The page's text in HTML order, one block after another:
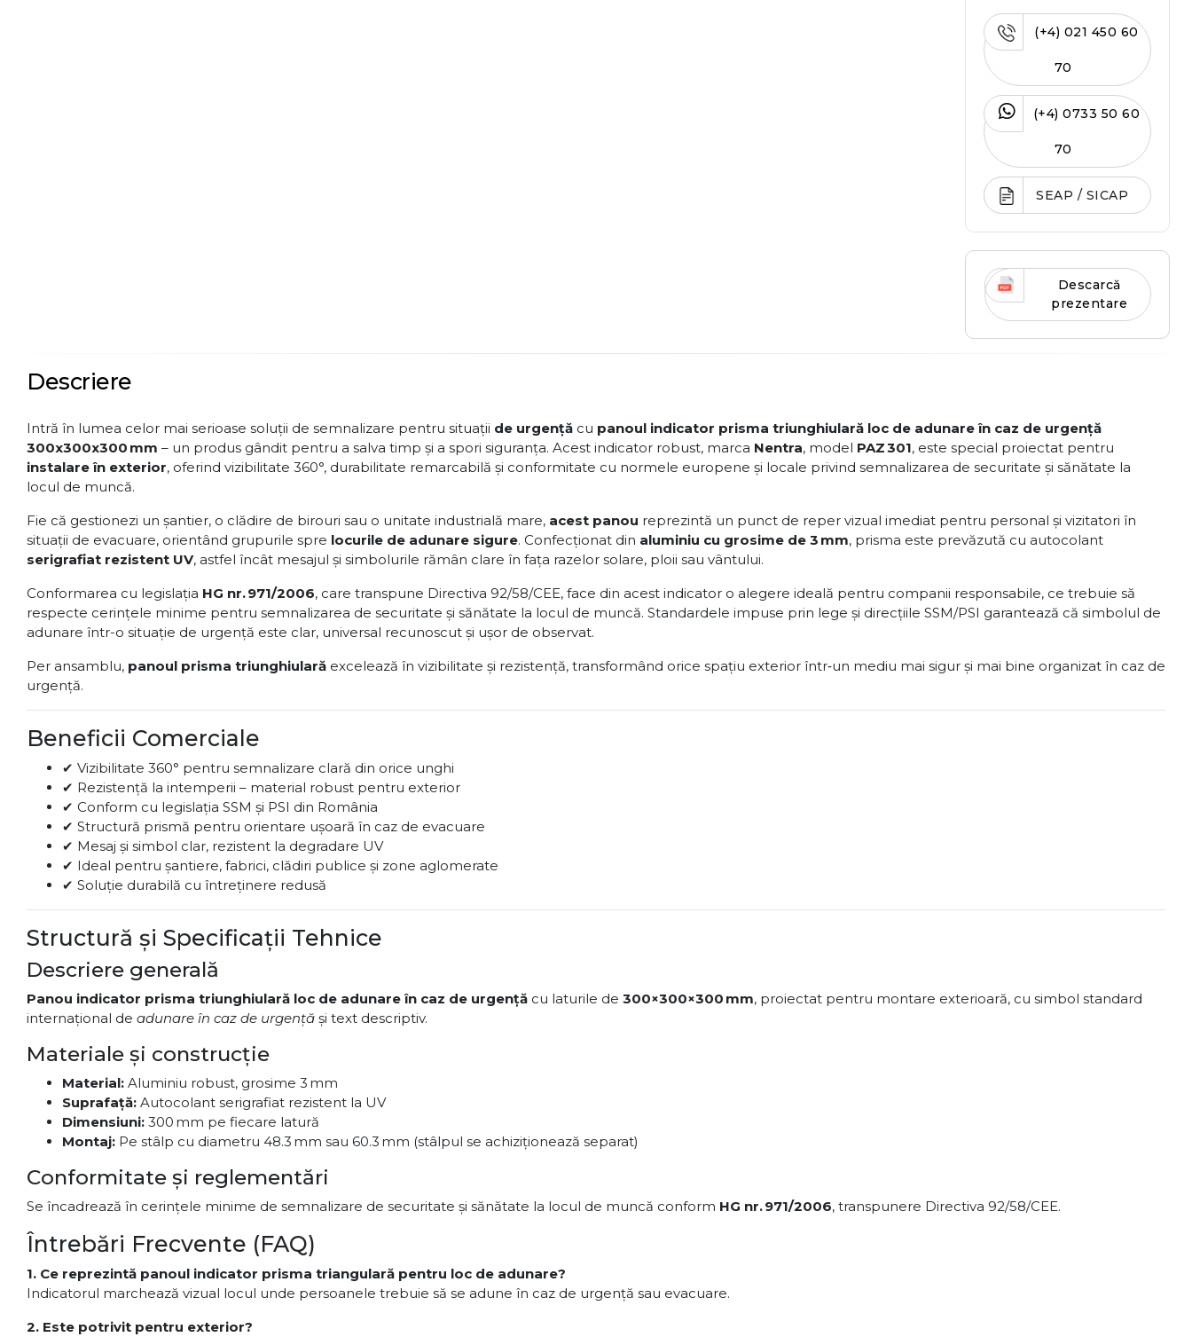
(+4) 021 450 60
70
(+4) 0733 50 60
70
SEAP / SICAP
Descarcă
prezentare
Descriere
Intră în lumea celor mai serioase soluții de semnalizare pentru situații de urgență cu panoul indicator prisma triunghiulară loc de adunare în caz de urgență
300x300x300 mm – un produs gândit pentru a salva timp și a spori siguranța. Acest indicator robust, marca Nentra, model PAZ 301, este special proiectat pentru
instalare în exterior, oferind vizibilitate 360°, durabilitate remarcabilă și conformitate cu normele europene și locale privind semnalizarea de securitate şi sănătate la
locul de muncă.
Fie că gestionezi un șantier, o clădire de birouri sau o unitate industrială mare, acest panou reprezintă un punct de reper vizual imediat pentru personal și vizitatori în
situații de evacuare, orientând grupurile spre locurile de adunare sigure. Confecționat din aluminiu cu grosime de 3 mm, prisma este prevăzută cu autocolant
serigrafiat rezistent UV, astfel încât mesajul și simbolurile rămân clare în fața razelor solare, ploii sau vântului.
Conformarea cu legislația HG nr. 971/2006, care transpune Directiva 92/58/CEE, face din acest indicator o alegere ideală pentru companii responsabile, ce trebuie să
respecte cerințele minime pentru semnalizarea de securitate și sănătate la locul de muncă. Standardele impuse prin lege și direcțiile SSM/PSI garantează că simbolul de
adunare într-o situație de urgență este clar, universal recunoscut și ușor de observat.
Per ansamblu, panoul prisma triunghiulară excelează în vizibilitate și rezistență, transformând orice spațiu exterior într‑un mediu mai sigur și mai bine organizat în caz de
urgență.
Beneficii Comerciale
✔ Vizibilitate 360° pentru semnalizare clară din orice unghi
✔ Rezistență la intemperii – material robust pentru exterior
✔ Conform cu legislația SSM și PSI din România
✔ Structură prismă pentru orientare ușoară în caz de evacuare
✔ Mesaj și simbol clar, rezistent la degradare UV
✔ Ideal pentru șantiere, fabrici, clădiri publice și zone aglomerate
✔ Soluție durabilă cu întreținere redusă
Structură și Specificații Tehnice
Descriere generală
Panou indicator prisma triunghiulară loc de adunare în caz de urgență cu laturile de 300×300×300 mm, proiectat pentru montare exterioară, cu simbol standard
internațional de adunare în caz de urgență și text descriptiv.
Materiale și construcție
Material: Aluminiu robust, grosime 3 mm
Suprafață: Autocolant serigrafiat rezistent la UV
Dimensiuni: 300 mm pe fiecare latură
Montaj: Pe stâlp cu diametru 48.3 mm sau 60.3 mm (stâlpul se achiziționează separat)
Conformitate și reglementări
Se încadrează în cerinţele minime de semnalizare de securitate şi sănătate la locul de muncă conform HG nr. 971/2006, transpunere Directiva 92/58/CEE.
Întrebări Frecvente (FAQ)
1. Ce reprezintă panoul indicator prisma triangulară pentru loc de adunare?
Indicatorul marchează vizual locul unde persoanele trebuie să se adune în caz de urgenţă sau evacuare.
2. Este potrivit pentru exterior?